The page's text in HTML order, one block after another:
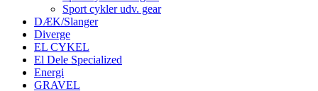
Sport cykler udv. gear
DÆK/Slanger
Diverge
EL CYKEL
El Dele Specialized
Energi
GRAVEL